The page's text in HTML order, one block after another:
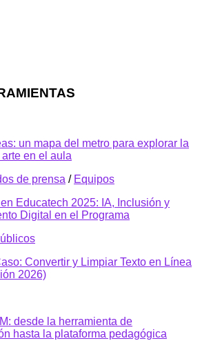
un mapa del metro para explorar la
en el aula
de prensa / Equipos
Educatech 2025: IA, Inclusión y
Digital en el Programa
Convertir y Limpiar Texto en Línea
2026)
desde la herramienta de
hasta la plataforma pedagógica